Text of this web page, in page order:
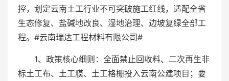
控，划定云南土工行业不可突破施工红线，适配全省
生态修复、盐碱地改良、湿地治理、边坡复绿全部工
程。#云南瑞达工程材料有限公司#
1、政策核心细则：全面禁止回收料、二次再生非
标土工布、土工膜、土工格栅投入云南公建项目；要